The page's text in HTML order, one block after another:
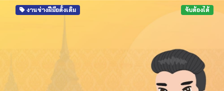
งานช่างฝีมือดั้งเดิม จับต้องได้